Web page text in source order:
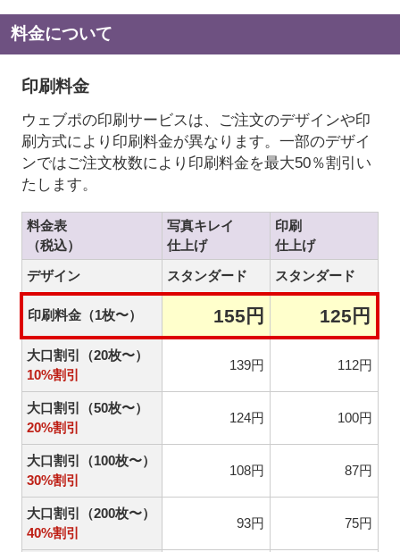
料金について
印刷料金
ウェブポの印刷サービスは、ご注文のデザインや印
刷方式により印刷料金が異なります。一部のデザイ
ンではご注文枚数により印刷料金を最大50％割引い
たします。
料金表
（税込）
写真キレイ
仕上げ
印刷
仕上げ
デザイン
スタンダード スタンダード
印刷料金（1枚〜） 155円 125円
大口割引（20枚〜）
10%割引
139円 112円
大口割引（50枚〜）
20%割引
124円 100円
大口割引（100枚〜）
30%割引
108円 87円
大口割引（200枚〜）
40%割引
93円 75円